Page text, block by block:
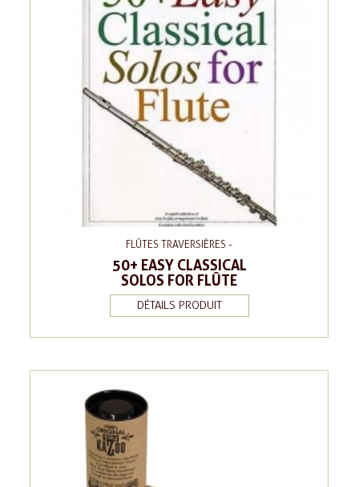
FLÛTES TRAVERSIÈRES -
50+ EASY CLASSICAL
SOLOS FOR FLÛTE
DÉTAILS PRODUIT